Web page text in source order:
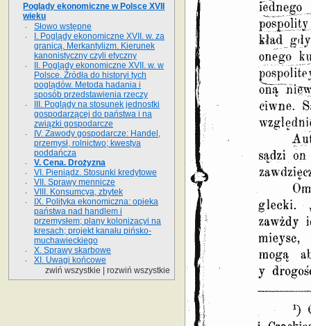
Poglądy ekonomiczne w Polsce XVII
wieku
Słowo wstępne
I. Poglądy ekonomiczne XVII. w. za
granicą. Merkantylizm. Kierunek
kanonistyczny czyli etyczny
II. Poglądy ekonomiczne XVII. w. w
Polsce. Źródła do historyi tych
poglądów. Metoda hadania i
sposób przed­stawienia rzeczy
III. Poglądy na stosunek jednostki
gospodarzącej do państwa i na
związki gospodarcze
IV. Zawody gospodarcze: Handel,
przemysł, rolnictwo; kwestya
poddańcza
V. Cena. Drożyzna
VI. Pieniądz. Stosunki kredytowe
VII. Sprawy mennicze
VIII. Konsumcya, zbytek
IX. Polityka ekonomiczna: opieka
państwa nad handlem i
przemysłem; plany kolonizacyi na
kresach; projekt kanału pińsko-
muchawieckiego
X. Sprawy skarbowe
XI. Uwagi końcowe
zwiń wszystkie
rozwiń wszystkie